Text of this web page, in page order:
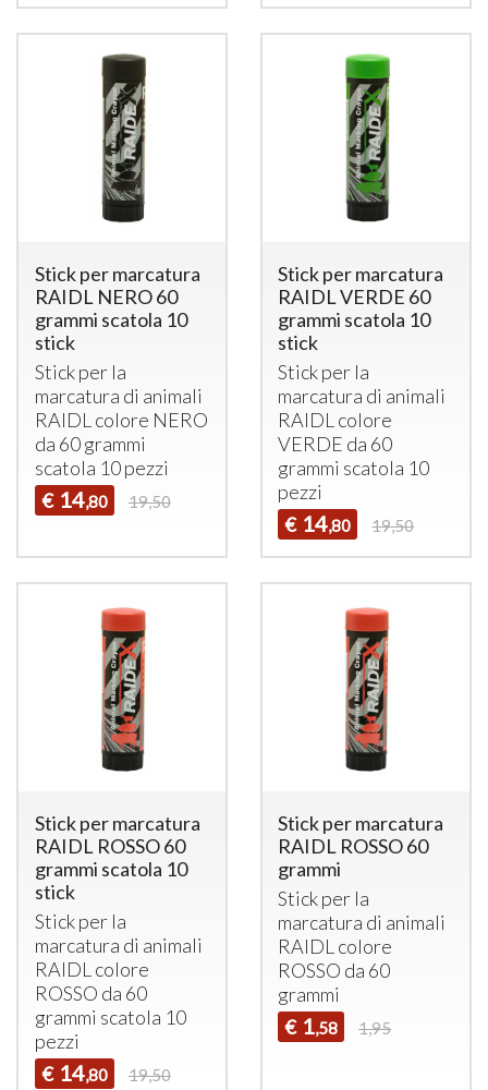
Stick per marcatura
RAIDL NERO 60
grammi scatola 10
stick
Stick per la
marcatura di animali
RAIDL colore NERO
da 60 grammi
scatola 10 pezzi
€ 14,80 19,50
Stick per marcatura
RAIDL VERDE 60
grammi scatola 10
stick
Stick per la
marcatura di animali
RAIDL colore
VERDE da 60
grammi scatola 10
pezzi
€ 14,80 19,50
Stick per marcatura
RAIDL ROSSO 60
grammi scatola 10
stick
Stick per la
marcatura di animali
RAIDL colore
ROSSO da 60
grammi scatola 10
pezzi
€ 14,80 19,50
Stick per marcatura
RAIDL ROSSO 60
grammi
Stick per la
marcatura di animali
RAIDL colore
ROSSO da 60
grammi
€ 1,58 1,95